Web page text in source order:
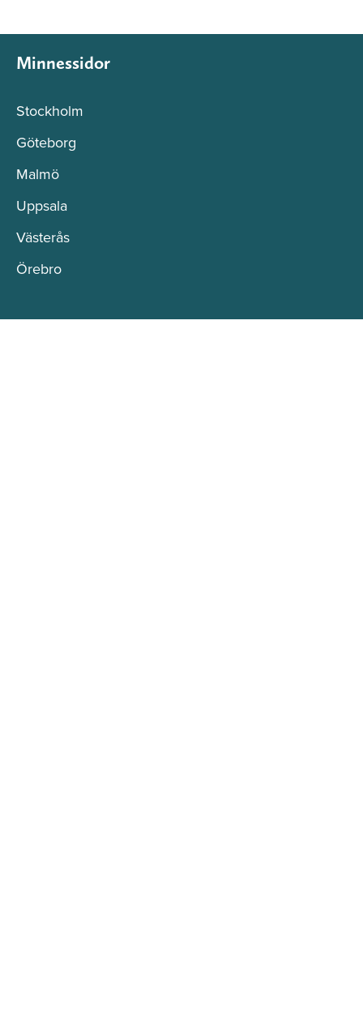
Minnessidor
Stockholm
Göteborg
Malmö
Uppsala
Västerås
Örebro
Dödsannonser